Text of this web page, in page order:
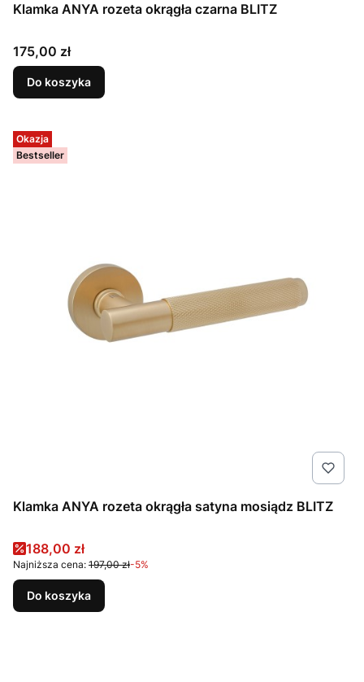
Klamka ANYA rozeta okrągła czarna BLITZ
Cena
175,00 zł
Do koszyka
Okazja
Bestseller
Klamka ANYA rozeta okrągła satyna mosiądz BLITZ
Cena promocyjna
188,00 zł
Najniższa cena: 197,00 zł-5%
Do koszyka